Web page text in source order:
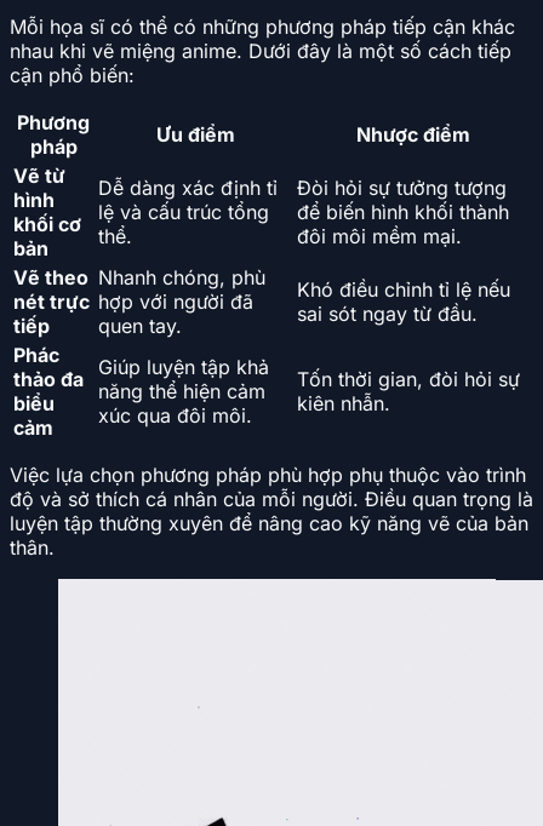
Mỗi họa sĩ có thể có những phương pháp tiếp cận khác
nhau khi vẽ miệng anime. Dưới đây là một số cách tiếp
cận phổ biến:
Phương
pháp
Ưu điểm
Nhược điểm
Vẽ từ
hình
khối cơ
bản
Dễ dàng xác định tỉ
lệ và cấu trúc tổng
thể.
Đòi hỏi sự tưởng tượng
để biến hình khối thành
đôi môi mềm mại.
Vẽ theo
nét trực
tiếp
Nhanh chóng, phù
hợp với người đã
quen tay.
Khó điều chỉnh tỉ lệ nếu
sai sót ngay từ đầu.
Phác
thảo đa
biểu
cảm
Giúp luyện tập khả
năng thể hiện cảm
xúc qua đôi môi.
Tốn thời gian, đòi hỏi sự
kiên nhẫn.
Việc lựa chọn phương pháp phù hợp phụ thuộc vào trình
độ và sở thích cá nhân của mỗi người. Điều quan trọng là
luyện tập thường xuyên để nâng cao kỹ năng vẽ của bản
thân.